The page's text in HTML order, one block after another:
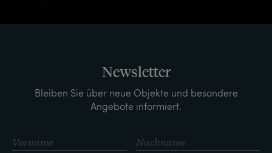
Newsletter
Bleiben Sie über neue Objekte und besondere
Angebote informiert.